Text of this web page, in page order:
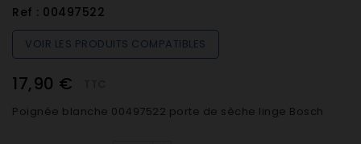
Ref : 00497522
VOIR LES PRODUITS COMPATIBLES
17,90 €
Poignée blanche 00497522 porte de sèche linge Bosch